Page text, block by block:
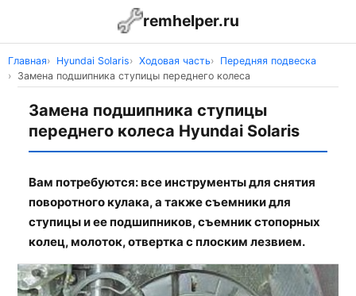
remhelper.ru
Главная Hyundai Solaris Ходовая часть
Передняя подвеска
Замена подшипника ступицы переднего колеса
Замена подшипника ступицы
переднего колеса Hyundai Solaris
Вам потребуются: все инструменты для снятия
поворотного кулака, а также съемники для
ступицы и ее подшипников, съемник стопорных
колец, молоток, отвертка с плоским лезвием.